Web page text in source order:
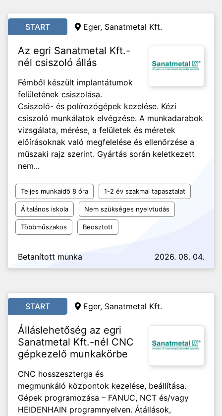
START Eger, Sanatmetal Kft.
Az egri Sanatmetal Kft.-
nél csiszoló állás
Fémből készült implantátumok
felületének csiszolása.
Csiszoló- és polírozógépek kezelése. Kézi
csiszoló munkálatok elvégzése. A munkadarabok
vizsgálata, mérése, a felületek és méretek
előírásoknak való megfelelése és ellenőrzése a
műszaki rajz szerint. Gyártás során keletkezett
nem...
Teljes munkaidő 8 óra 1-2 év szakmai tapasztalat
Általános iskola Nem szükséges nyelvtudás
Többműszakos Beosztott
Betanított munka 2026. 08. 04.
START Eger, Sanatmetal Kft.
Álláslehetőség az egri
Sanatmetal Kft.-nél CNC
gépkezelő munkakörbe
CNC hosszeszterga és
megmunkáló központok kezelése, beállítása.
Gépek programozása – FANUC, NCT és/vagy
HEIDENHAIN programnyelven. Átállások,